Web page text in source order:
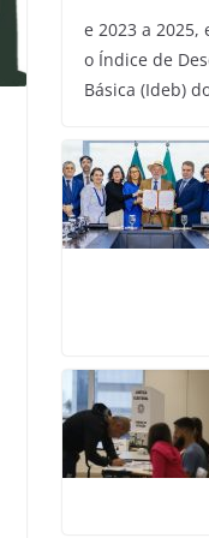
e 2023 a 2025,
o Índice de
Básica (Ideb)